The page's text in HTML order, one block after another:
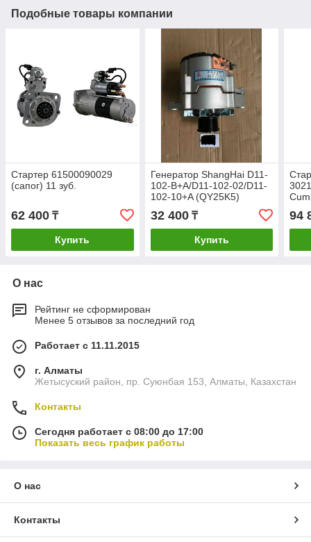
Подобные товары компании
Стартер 61500090029
(сапог) 11 зуб.
62 400 ₸
Купить
Генератор ShangHai D11-
102-B+A/D11-102-02/D11-
102-10+A (QY25K5)
32 400₸
Купить
94
О нас
Рейтинг не сформирован
Менее 5 отзывов за последний год
Работает с 11.11.2015
г. Алматы
Жетысуский район, пр. Суюнбая 153, Алматы, Казахстан
Контакты
Сегодня работает с 08:00 до 17:00
Показать весь график работы
О нас
Контакты